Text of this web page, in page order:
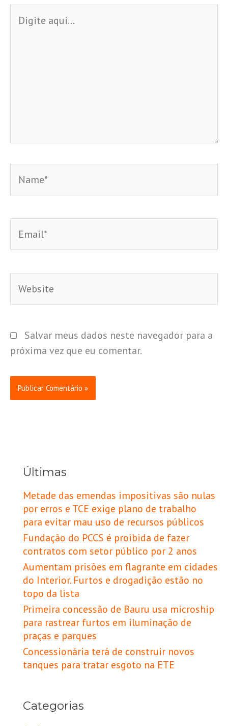
aqui...
Salvar meus dados neste navegador para a
próxima vez que eu comentar.
Últimas
Metade das emendas impositivas são nulas
por erros e TCE exige plano de trabalho
para evitar mau uso de recursos públicos
Fundação do PCCS é proibida de fazer
contratos com setor público por 2 anos
Aumentam prisões em flagrante em cidades
do Interior. Furtos e drogadição estão no
topo da lista
Primeira concessão de Bauru usa microship
para rastrear furtos em iluminação de
praças e parques
Concessionária terá de construir novos
tanques para tratar esgoto na ETE
Categorias